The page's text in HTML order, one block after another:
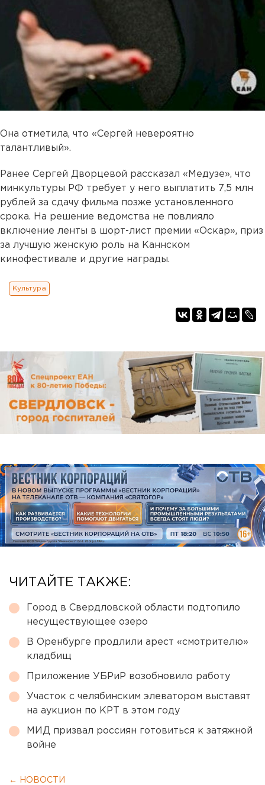
Она отметила, что «Сергей невероятно
талантливый».
Ранее Сергей Дворцевой рассказал «Медузе», что
минкультуры РФ требует у него выплатить 7,5 млн
рублей за сдачу фильма позже установленного
срока. На решение ведомства не повлияло
включение ленты в шорт-лист премии «Оскар», приз
за лучшую женскую роль на Каннском
кинофестивале и другие награды.
Культура
ЧИТАЙТЕ ТАКЖЕ:
Город в Свердловской области подтопило
несуществующее озеро
В Оренбурге продлили арест «смотрителю»
кладбищ
Приложение УБРиР возобновило работу
Участок с челябинским элеватором выставят
на аукцион по КРТ в этом году
МИД призвал россиян готовиться к затяжной
войне
← НОВОСТИ